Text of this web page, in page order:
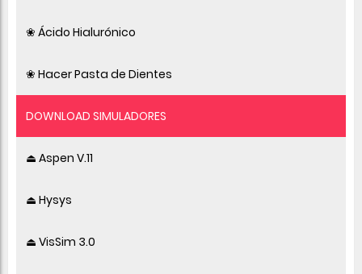
❀ Ácido Hialurónico
❀ Hacer Pasta de Dientes
DOWNLOAD SIMULADORES
⏏ Aspen V.11
⏏ Hysys
⏏ VisSim 3.0